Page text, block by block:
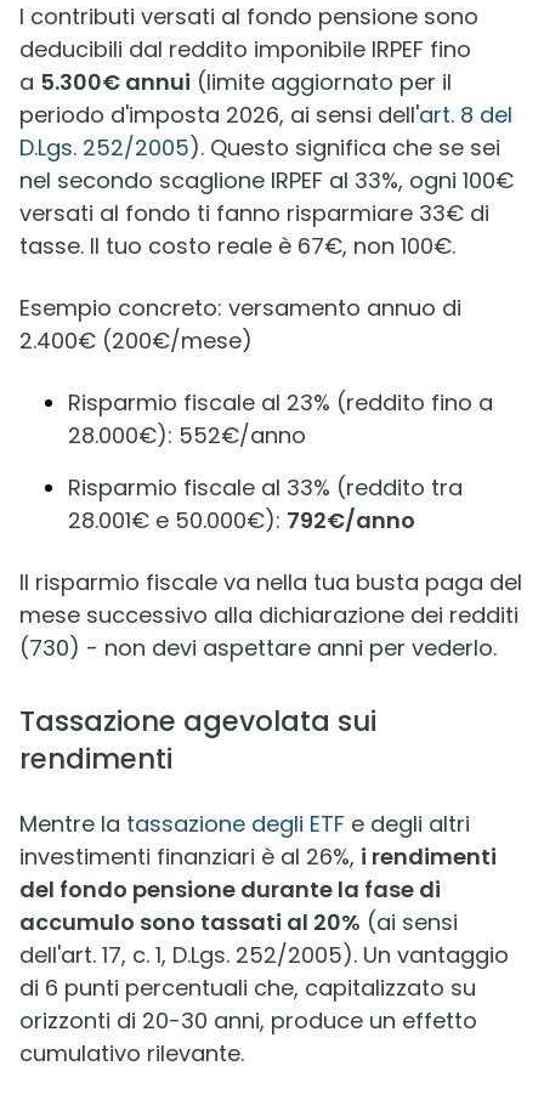
I contributi versati al fondo pensione sono
deducibili dal reddito imponibile IRPEF fino
a 5.300€ annui (limite aggiornato per il
periodo d'imposta 2026, ai sensi dell'art. 8 del
D.Lgs. 252/2005). Questo significa che se sei
nel secondo scaglione IRPEF al 33%, ogni 100€
versati al fondo ti fanno risparmiare 33€ di
tasse. Il tuo costo reale è 67€, non 100€.
Esempio concreto: versamento annuo di
2.400€ (200€/mese)
Risparmio fiscale al 23% (reddito fino a
28.000€): 552€/anno
Risparmio fiscale al 33% (reddito tra
28.001€ e 50.000€): 792€/anno
Il risparmio fiscale va nella tua busta paga del
mese successivo alla dichiarazione dei redditi
(730) - non devi aspettare anni per vederlo.
Tassazione agevolata sui
rendimenti
Mentre la tassazione degli ETF e degli altri
investimenti finanziari è al 26%, i rendimenti
del fondo pensione durante la fase di
accumulo sono tassati al 20% (ai sensi
dell'art. 17, c. 1, D.Lgs. 252/2005). Un vantaggio
di 6 punti percentuali che, capitalizzato su
orizzonti di 20-30 anni, produce un effetto
cumulativo rilevante.